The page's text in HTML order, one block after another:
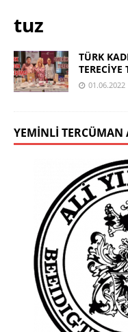
tuz
TÜRK
TERECİYE
01.06.2022
YEMINLI TERCÜMAN